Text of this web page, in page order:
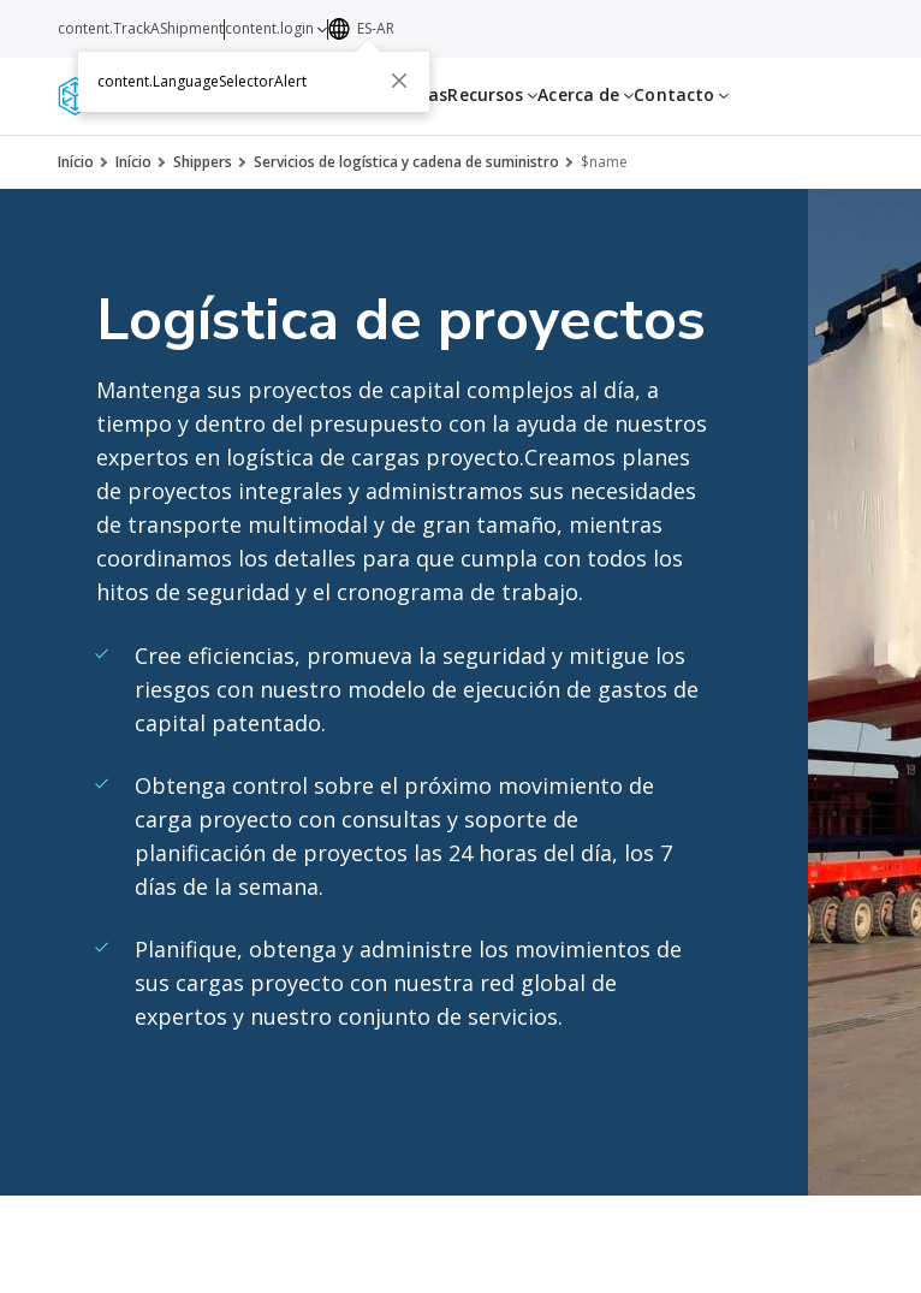
Servicios TransportistasRecursos Acerca de Contacto
content.TrackAShipmentcontent.login ES-AR
content.LanguageSelectorAlert
Início Início Shippers Servicios de logística y cadena de suministro $name
Logística de proyectos
Mantenga sus proyectos de capital complejos al día, a
tiempo y dentro del presupuesto con la ayuda de nuestros
expertos en logística de cargas proyecto.Creamos planes
de proyectos integrales y administramos sus necesidades
de transporte multimodal y de gran tamaño, mientras
coordinamos los detalles para que cumpla con todos los
hitos de seguridad y el cronograma de trabajo.
Cree eficiencias, promueva la seguridad y mitigue los
riesgos con nuestro modelo de ejecución de gastos de
capital patentado.
Obtenga control sobre el próximo movimiento de
carga proyecto con consultas y soporte de
planificación de proyectos las 24 horas del día, los 7
días de la semana.
Planifique, obtenga y administre los movimientos de
sus cargas proyecto con nuestra red global de
expertos y nuestro conjunto de servicios.